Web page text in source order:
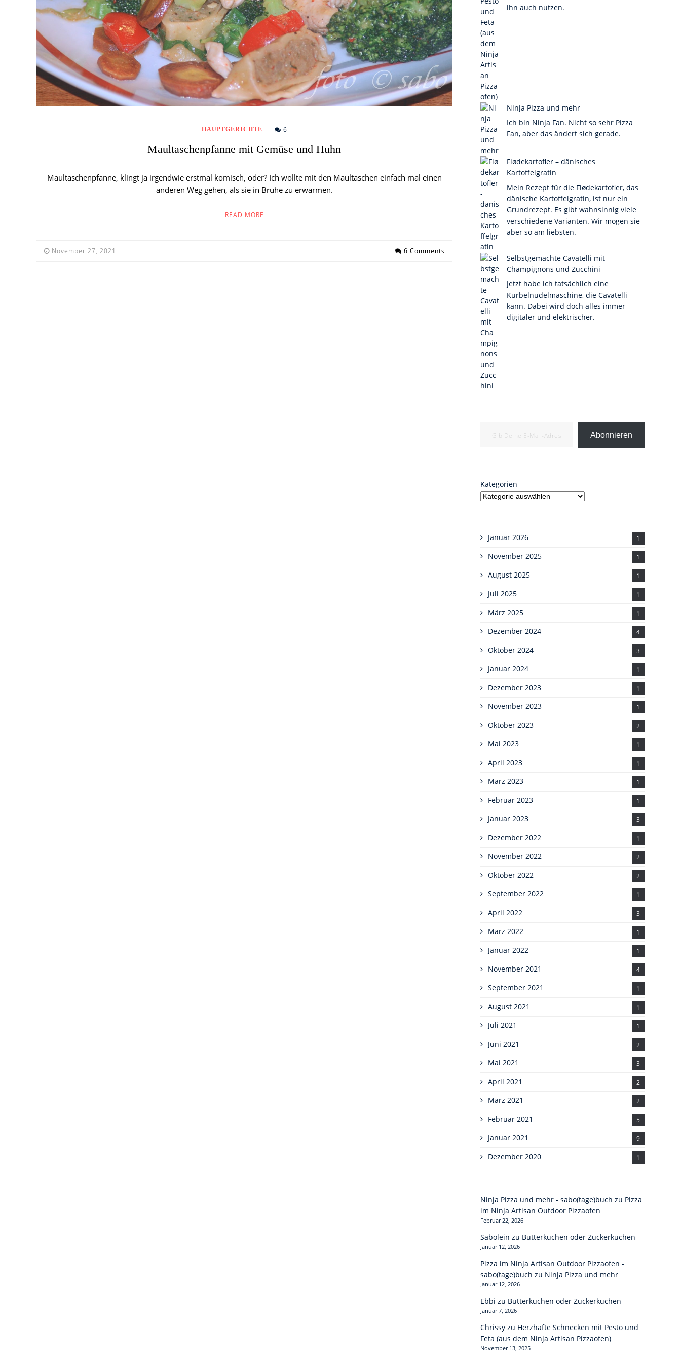
HAUPTGERICHTE 6
Maultaschenpfanne mit Gemüse und Huhn
Maultaschenpfanne, klingt ja irgendwie erstmal komisch, oder? Ich wollte mit den Maultaschen einfach mal einen
anderen Weg gehen, als sie in Brühe zu erwärmen.
READ MORE
November 27, 2021 6 Comments
ihn auch nutzen.
Ninja Pizza und mehr
Ich bin Ninja Fan. Nicht so sehr Pizza
Fan, aber das ändert sich gerade.
Flødekartofler – dänisches
Kartoffelgratin
Mein Rezept für die Flødekartofler, das
dänische Kartoffelgratin, ist nur ein
Grundrezept. Es gibt wahnsinnig viele
verschiedene Varianten. Wir mögen sie
aber so am liebsten.
Selbstgemachte Cavatelli mit
Champignons und Zucchini
Jetzt habe ich tatsächlich eine
Kurbelnudelmaschine, die Cavatelli
kann. Dabei wird doch alles immer
digitaler und elektrischer.
Abonnieren
Kategorien
Januar 2026 1
November 2025 1
August 2025 1
Juli 2025 1
März 2025 1
Dezember 2024 4
Oktober 2024 3
Januar 2024 1
Dezember 2023 1
November 2023 1
Oktober 2023 2
Mai 2023 1
April 2023 1
März 2023 1
Februar 2023 1
Januar 2023 3
Dezember 2022 1
November 2022 2
Oktober 2022 2
September 2022 1
April 2022 3
März 2022 1
Januar 2022 1
November 2021 4
September 2021 1
August 2021 1
Juli 2021 1
Juni 2021 2
Mai 2021 3
April 2021 2
März 2021 2
Februar 2021 5
Januar 2021 9
Dezember 2020 1
Ninja Pizza und mehr - sabo(tage)buch zu Pizza
im Ninja Artisan Outdoor Pizzaofen
Februar 22, 2026
Sabolein zu Butterkuchen oder Zuckerkuchen
Januar 12, 2026
Pizza im Ninja Artisan Outdoor Pizzaofen -
sabo(tage)buch zu Ninja Pizza und mehr
Januar 12, 2026
Ebbi zu Butterkuchen oder Zuckerkuchen
Januar 7, 2026
Chrissy zu Herzhafte Schnecken mit Pesto und
Feta (aus dem Ninja Artisan Pizzaofen)
November 13, 2025